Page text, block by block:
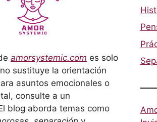
amorsystemic.com es solo
sustituye la orientación
asuntos emocionales o
consulte a un
blog aborda temas como